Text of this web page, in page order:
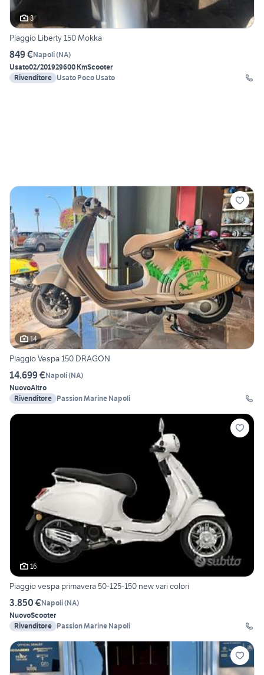
3
Piaggio Liberty 150 Mokka
849 €Napoli(NA)
Usato02/201929600 KmScooter
Rivenditore Usato Poco Usato
14
Piaggio Vespa 150 DRAGON
14.699 €Napoli(NA)
NuovoAltro
Rivenditore Passion Marine Napoli
16
Piaggio vespa primavera 50-125-150 new vari colori
3.850 €Napoli(NA)
NuovoScooter
Rivenditore Passion Marine Napoli